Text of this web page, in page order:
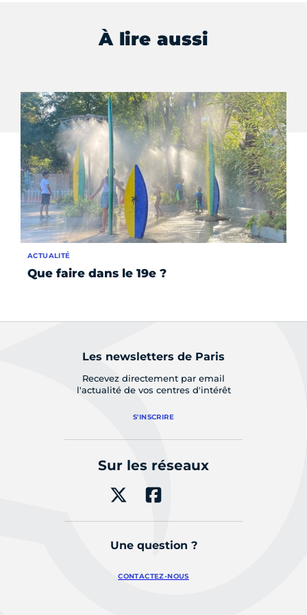
À lire aussi
Que faire dans le 19e ?
ACTUALITÉ
Les newsletters de Paris
Recevez directement par email
l'actualité de vos centres d'intérêt
S'INSCRIRE
Sur les réseaux
Une question ?
CONTACTEZ-NOUS